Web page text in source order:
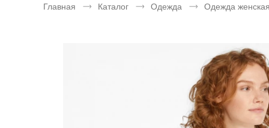
Главная Каталог Одежда Одежда женская